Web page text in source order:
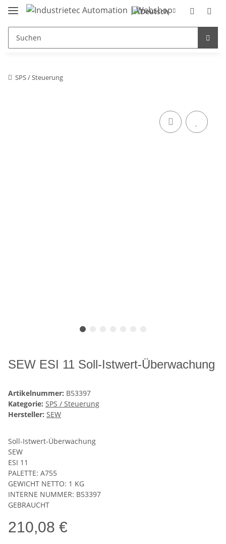
SPS / Steuerung
SEW ESI 11 Soll-Istwert-Überwachung
Artikelnummer: B53397
Kategorie: SPS / Steuerung
Hersteller: SEW
Soll-Istwert-Überwachung
SEW
ESI 11
PALETTE: A755
GEWICHT NETTO: 1 KG
INTERNE NUMMER: B53397
GEBRAUCHT
210,08 €